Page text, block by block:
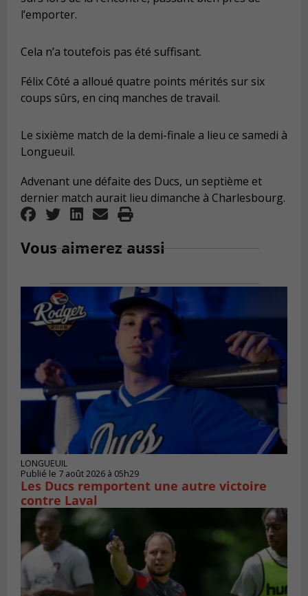
l’emporter.
Cela n’a toutefois pas été suffisant.
Félix Côté a alloué quatre points mérités sur six
coups sûrs, en cinq manches de travail.
Le sixième match de la demi-finale a lieu ce samedi à
Longueuil.
Advenant une défaite des Ducs, un septième et
dernier match aurait lieu dimanche à Charlesbourg.
Vous aimerez aussi
LONGUEUIL
Publié le 7 août 2026 à 05h29
Les Ducs remportent une autre victoire
contre Laval